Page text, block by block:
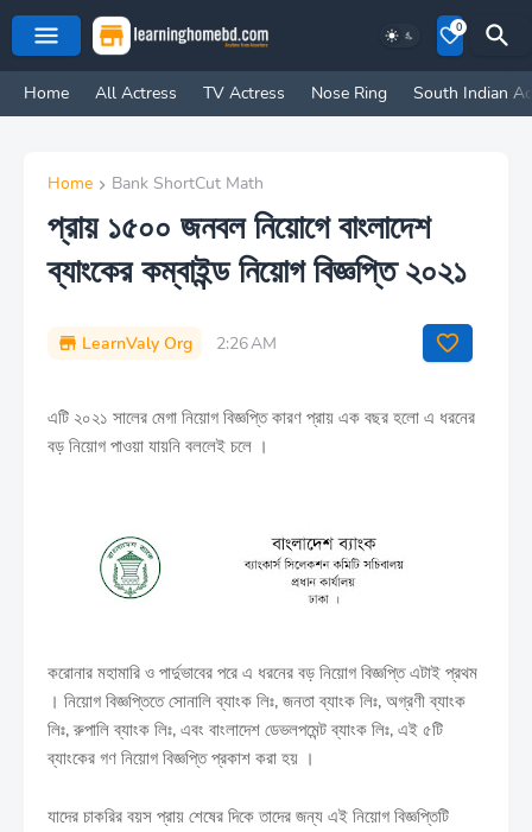
0
Home All Actress TV Actress Nose Ring South Indian
Home Bank ShortCut Math
প্রায় ১৫০০ জনবল নিয়োগে বাংলাদেশ
ব্যাংকের কম্বাইন্ড নিয়োগ বিজ্ঞপ্তি ২০২১
LearnValy Org 2:26 AM
এটি ২০২১ সালের মেগা নিয়োগ বিজ্ঞপ্তি কারণ প্রায় এক বছর হলো এ ধরনের
বড় নিয়োগ পাওয়া যায়নি বললেই চলে ।
করোনার মহামারি ও পার্দুভাবের পরে এ ধরনের বড় নিয়োগ বিজ্ঞপ্তি এটাই প্রথম
। নিয়োগ বিজ্ঞপ্তিতে সোনালি ব্যাংক লিঃ, জনতা ব্যাংক লিঃ, অগ্রণী ব্যাংক
লিঃ, রুপালি ব্যাংক লিঃ, এবং বাংলাদেশ ডেভলপমেন্ট ব্যাংক লিঃ, এই ৫টি
ব্যাংকের গণ নিয়োগ বিজ্ঞপ্তি প্রকাশ করা হয় ।
যাদের চাকরির বয়স প্রায় শেষের দিকে তাদের জন্য এই নিয়োগ বিজ্ঞপ্তিটি